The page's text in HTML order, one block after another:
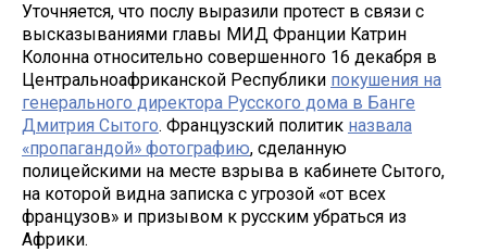
Уточняется, что послу выразили протест в связи с
высказываниями главы МИД Франции Катрин
Колонна относительно совершенного 16 декабря в
Центральноафриканской Республики покушения на
генерального директора Русского дома в Банге
Дмитрия Сытого. Французский политик назвала
«пропагандой» фотографию, сделанную
полицейскими на месте взрыва в кабинете Сытого,
на которой видна записка с угрозой «от всех
французов» и призывом к русским убраться из
Африки.